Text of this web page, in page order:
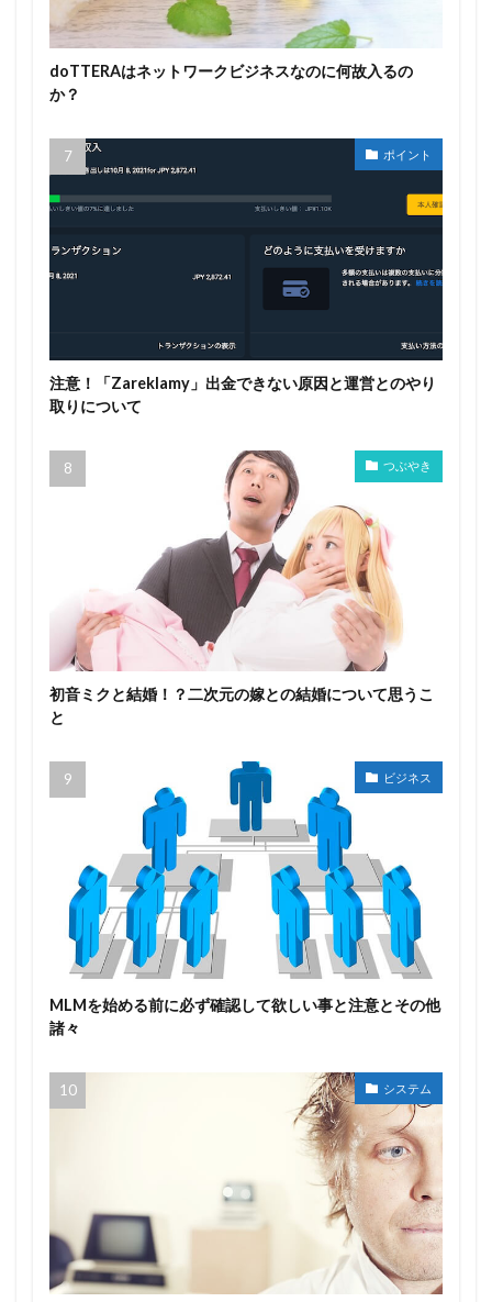
doTTERAはネットワークビジネスなのに何故入るの
か？
ポイント
注意！「Zareklamy」出金できない原因と運営とのやり
取りについて
つぶやき
初音ミクと結婚！？二次元の嫁との結婚について思うこ
と
ビジネス
MLMを始める前に必ず確認して欲しい事と注意とその他
諸々
システム